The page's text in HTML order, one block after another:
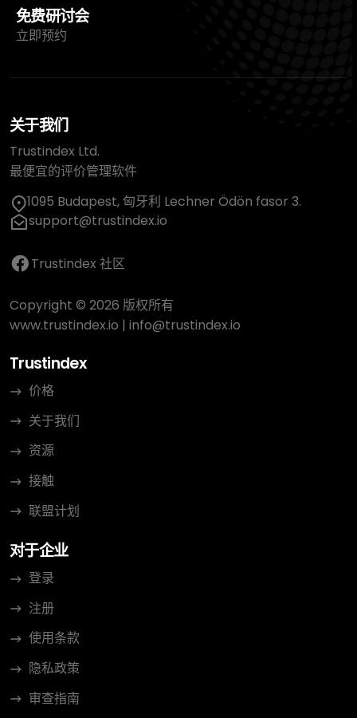
免费研讨会
立即预约
关于我们
Trustindex Ltd.
最便宜的评价管理软件
1095 Budapest, 匈牙利 Lechner Ödön fasor 3.
support@trustindex.io
Trustindex 社区
Copyright © 2026 版权所有
www.trustindex.io | info@trustindex.io
Trustindex
价格
关于我们
资源
接触
联盟计划
对于企业
登录
注册
使用条款
隐私政策
审查指南